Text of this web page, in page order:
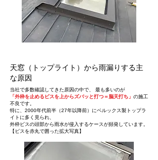
天窓（トップライト）から雨漏りする主
な原因
当社で多数確認してきた原因の中で、 最も多いのが
「外枠を止めるビスを上からズバッと打つ＝脳天打ち」 の施工
不良です。
特に、2000年代前半（27年以降前）にベルックス製トップラ
イトに多く見られ、
外枠ビスの頭部から雨水が侵入するケースが頻発しています。
【ビスを赤丸で囲った拡大写真】